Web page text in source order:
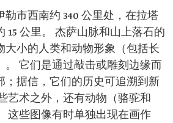
勒市西南约 340 公里处，在拉塔
15 公里。 杰萨山脉和山上落石的
大小的人类和动物形象（包括长
。 它们是通过敲击或雕刻边缘而
；据信，它们的历史可追溯到新
艺术之外，还有动物（骆驼和
这些图像有时单独出现在画作